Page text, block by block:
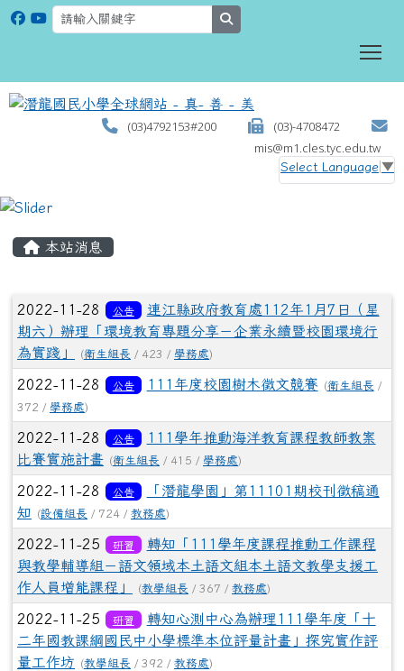
(03)4792153#200
(03)-4708472
mis@m1.cles.tyc.edu.tw
Select Language ▼
本站消息
文章列表
2022-11-28 公告
連江縣政府教育處112年1月7日（星
期六）辦理「環境教育專題分享－企業永續暨校園環境行
為實踐」
(衛生組長 / 423 / 學務處)
2022-11-28 公告 111年度校園樹木徵文競賽 (衛生組長 /
372 / 學務處)
2022-11-28 公告
111學年推動海洋教育課程教師教案
比賽實施計畫 (衛生組長 / 415 / 學務處)
2022-11-28 公告
「潛龍學園」第11101期校刊徵稿通
知
(設備組長 / 724 / 教務處)
2022-11-25 研習
轉知「111學年度課程推動工作課程
與教學輔導組－語文領域本土語文組本土語文教學支援工
作人員增能課程」
(教學組長 / 367 / 教務處)
2022-11-25 研習
轉知心測中心為辦理111學年度「十
二年國教課綱國民中小學標準本位評量計畫」探究實作評
量工作坊
(教學組長 / 392 / 教務處)